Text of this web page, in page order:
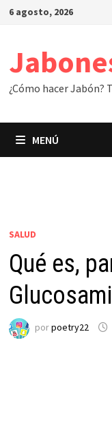
Saltar
6 agosto, 2026
¿Cómo hacer Jabón?
MENÚ
SALUD
Qué es,
porpoetry22